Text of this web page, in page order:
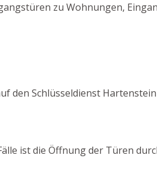
zu Wohnungen,
den Schlüsseldienst
ist die Öffnung der Türen